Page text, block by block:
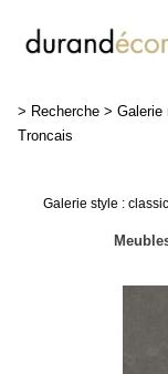
> Recherche > Galerie
Troncais